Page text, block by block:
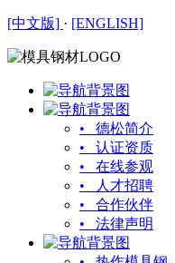
[中文版] · [ENGLISH]
• 德松简介
• 认证资质
• 在线参观
• 人才招聘
• 合作伙伴
• 法律声明